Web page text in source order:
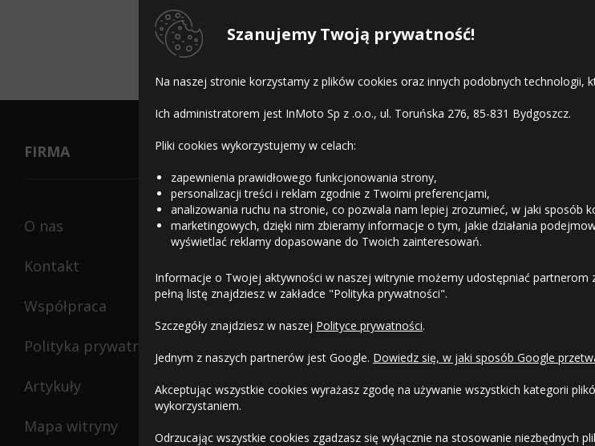
Szanujemy Twoją prywatność!
Na naszej stronie korzystamy z plików cookies oraz innych podobnych
Ich administratorem jest InMoto Sp z .o.o., ul. Toruńska 276, 85-831 Bydgoszcz.
Pliki cookies wykorzystujemy w celach:
zapewnienia prawidłowego funkcjonowania strony,
personalizacji treści i reklam zgodnie z Twoimi preferencjami,
analizowania ruchu na stronie, co pozwala nam lepiej zrozumieć, w jaki sposób
marketingowych, dzięki nim zbieramy informacje o tym, jakie działania
wyświetlać reklamy dopasowane do Twoich zainteresowań.
Informacje o Twojej aktywności w naszej witrynie możemy udostępniać partnerom
pełną listę znajdziesz w zakładce "Polityka prywatności".
Szczegóły znajdziesz w naszej Polityce prywatności.
Jednym z naszych partnerów jest Google. Dowiedz się, w jaki sposób Google
Akceptując wszystkie cookies wyrażasz zgodę na używanie wszystkich kategorii
wykorzystaniem.
Odrzucając wszystkie cookies zgadzasz się wyłącznie na stosowanie niezbędnych
FIRMA
O nas
Kontakt
Współpraca
Polityka prywatności
Artykuły
Mapa witryny
Odstąpienie od umowy
Dlaczego warto kupić w